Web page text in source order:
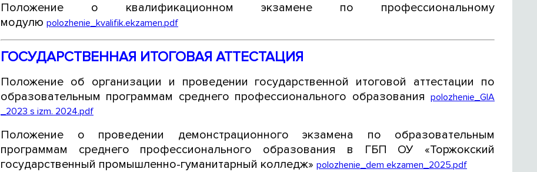
Положение о квалификационном экзамене по профессиональному
модулю polozhenie_kvalifik.ekzamen.pdf
ГОСУДАРСТВЕННАЯ ИТОГОВАЯ АТТЕСТАЦИЯ
Положение об организации и проведении государственной итоговой аттестации по
образовательным программам среднего профессионального образования polozhenie_GIA
_2023 s izm. 2024.pdf
Положение о проведении демонстрационного экзамена по образовательным
программам среднего профессионального образования в ГБП ОУ «Торжокский
государственный промышленно-гуманитарный колледж» polozhenie_dem ekzamen_2025.pdf